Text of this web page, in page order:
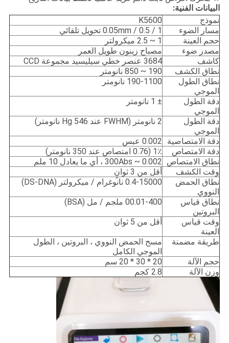
البيانات الفنية:
نموذج
K5600
مسار الضوء
1 / 0.5 / 0.05mm تحويل تلقائي
حجم العينة
1 ~ 2.5 ميكرولتر
مصدر ضوء
مصباح زينون طويل العمر
كاشف
3684 عنصر خطي سيليسيد مجموعة CCD
نطاق الكشف
190 ~ 850 نانومتر
نطاق الطول
الموجي
190-1100 نانومتر
دقة الطول
الموجي
± 1 نانومتر
دقة الطول
الموجي
2 نانومتر (FWHM عند Hg 546 نانومتر)
دقة الامتصاصية
0.002 عبس
دقة الامتصاص
1٪ (0.76 امتصاص عند 350 نانومتر)
نطاق الامتصاص 0.002 ~ 300Abs ، أي ما يعادل 10 ملم
وقت الكشف
أقل من 3 ثوانٍ
نطاق الحمض
النووي
0.4-15000 نانوغرام / ميكرولتر (DS-DNA)
نطاق قياس
البروتين
00.01-400 ملجم / مل (BSA)
وقت قياس
العينة
أقل من 5 ثوان
طريقة مضمنة
مسح الحمض النووي ، البروتين ، الطول
الموجي الكامل
حجم الآلة
20 * 30 * 20 سم
وزن الآلة
2.8 كجم